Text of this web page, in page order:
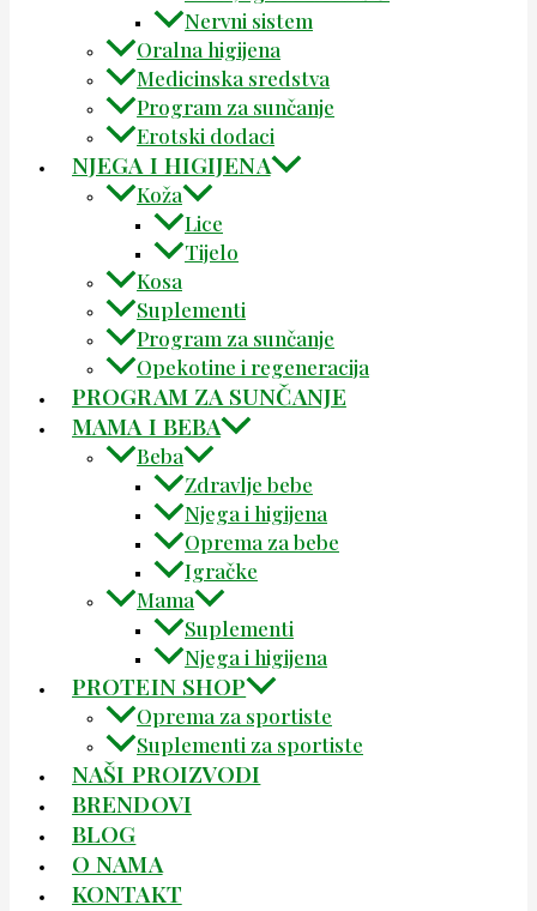
Nervni sistem
Oralna higijena
Medicinska sredstva
Program za sunčanje
Erotski dodaci
NJEGA I HIGIJENA
Koža
Lice
Tijelo
Kosa
Suplementi
Program za sunčanje
Opekotine i regeneracija
PROGRAM ZA SUNČANJE
MAMA I BEBA
Beba
Zdravlje bebe
Njega i higijena
Oprema za bebe
Igračke
Mama
Suplementi
Njega i higijena
PROTEIN SHOP
Oprema za sportiste
Suplementi za sportiste
NAŠI PROIZVODI
BRENDOVI
BLOG
O NAMA
KONTAKT